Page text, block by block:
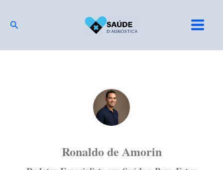
para
conteúdo
Pesquisar
Ronaldo de Amorin